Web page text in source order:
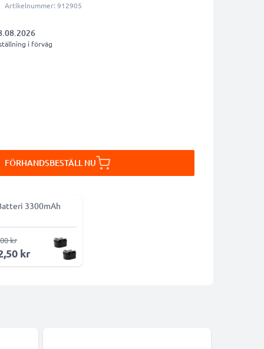
Artikelnummer: 912905
i förväg
FÖRHANDSBESTÄLL NU
3300mAh
kr
kr